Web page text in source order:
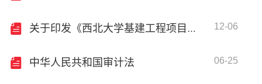
关于印发《西北大学基建工程项目审计办法》的通知 12-06
中华人民共和国审计法 06-25